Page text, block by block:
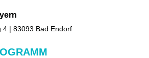
4 | 83093 Bad Endorf